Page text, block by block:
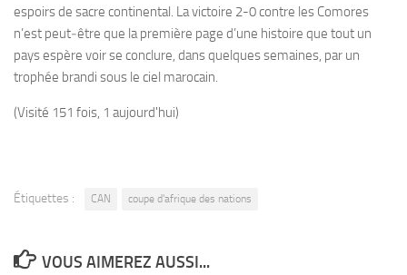
espoirs de sacre continental. La victoire 2-0 contre les Comores
n’est peut‑être que la première page d’une histoire que tout un
pays espère voir se conclure, dans quelques semaines, par un
trophée brandi sous le ciel marocain.
(Visité 151 fois, 1 aujourd'hui)
Étiquettes : CAN coupe d'afrique des nations
VOUS AIMEREZ AUSSI...